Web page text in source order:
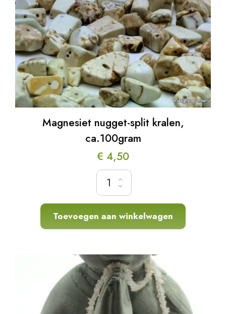
Magnesiet nugget-split kralen,
ca.100gram
€ 4,50
Magnesiet nugget-split kralen, ca.100gram
Toevoegen aan winkelwagen